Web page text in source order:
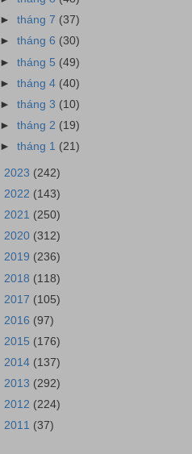
►tháng 7 (37)
►tháng 6 (30)
►tháng 5 (49)
►tháng 4 (40)
►tháng 3 (10)
►tháng 2 (19)
►tháng 1 (21)
2023 (242)
2022 (143)
2021 (250)
2020 (312)
2019 (236)
2018 (118)
2017 (105)
2016 (97)
2015 (176)
2014 (137)
2013 (292)
2012 (224)
2011 (37)